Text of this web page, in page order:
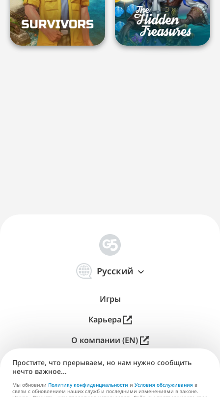
Русский
体
中
Игры
Карьера
О компании (EN)
Паблишинг (EN)
Поддержка
Простите, что прерываем, но нам нужно сообщить
нечто важное...
Мы обновили Политику конфиденциальности и Условия обслуживания в
связи с обновлением наших служб и последними изменениями в законе.